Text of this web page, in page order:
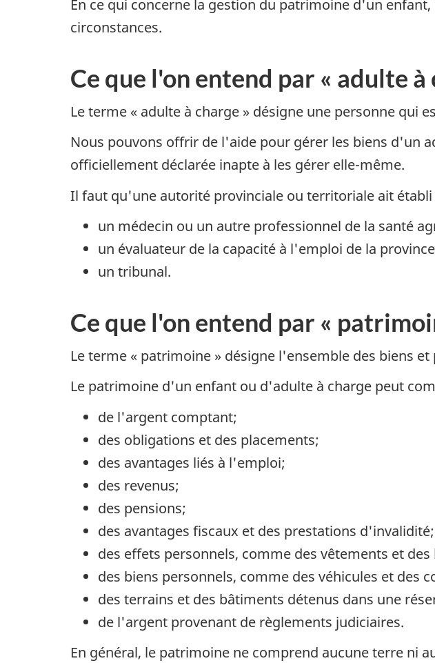
En ce qui concerne la gestion du patrimoine d'un
circonstances.
Ce que l'on entend par « adulte à
Le terme « adulte à charge » désigne une personne qui
Nous pouvons offrir de l'aide pour gérer les biens d'un
officiellement déclarée inapte à les gérer elle-même.
Il faut qu'une autorité provinciale ou territoriale ait
un médecin ou un autre professionnel de la santé
un évaluateur de la capacité à l'emploi de la
un tribunal.
Ce que l'on entend par «
Le terme « patrimoine » désigne l'ensemble des biens
Le patrimoine d'un enfant ou d'adulte à charge peut
de l'argent comptant;
des obligations et des placements;
des avantages liés à l'emploi;
des revenus;
des pensions;
des avantages fiscaux et des prestations d'invalidité;
des effets personnels, comme des vêtements et
des biens personnels, comme des véhicules et des
des terrains et des bâtiments détenus dans une
de l'argent provenant de règlements judiciaires.
En général, le patrimoine ne comprend aucune terre ni